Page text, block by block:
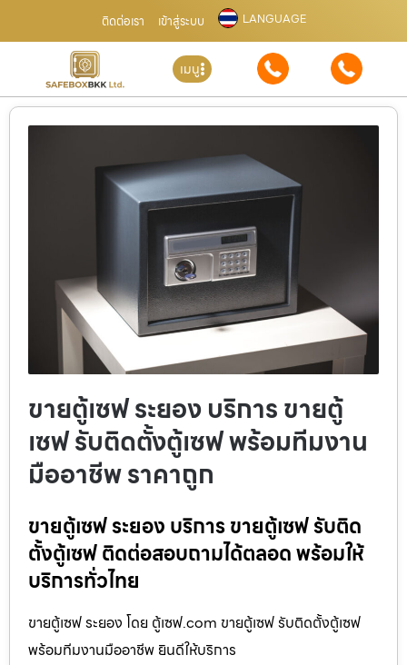
ติดต่อเรา เข้าสู่ระบบ LANGUAGE
เมนู
ขายตู้เซฟ ระยอง บริการ ขายตู้
เซฟ รับติดตั้งตู้เซฟ พร้อมทีมงาน
มืออาชีพ ราคาถูก
ขายตู้เซฟ ระยอง บริการ ขายตู้เซฟ รับติด
ตั้งตู้เซฟ ติดต่อสอบถามได้ตลอด พร้อมให้
บริการทั่วไทย
ขายตู้เซฟ ระยอง โดย ตู้เซฟ.com ขายตู้เซฟ รับติดตั้งตู้เซฟ
พร้อมทีมงานมืออาชีพ ยินดีให้บริการ